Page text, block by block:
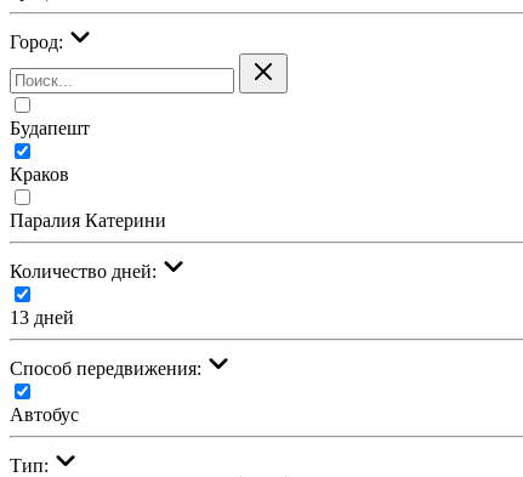
Город:
Будапешт
Краков
Паралия Катерини
Количество дней:
13 дней
Cпособ передвижения:
Автобус
Тип: